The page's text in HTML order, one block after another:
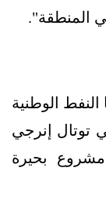
المنطقة".
شركتا النفط الوطنية
توتال إنرجي
مشروع بحيرة